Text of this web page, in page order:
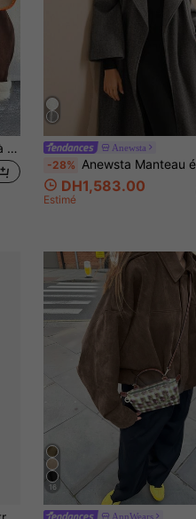
Franclia Veste décontractée à manches longues avec fermeture éclair et col pour femmes, et polaire teddy, bicolore marron, pour l'hiver Anewsta
-28% Anewsta Manteau élégant à col cranté pour femme, pour
DH1,583.00
Estimé
16
AnnWears